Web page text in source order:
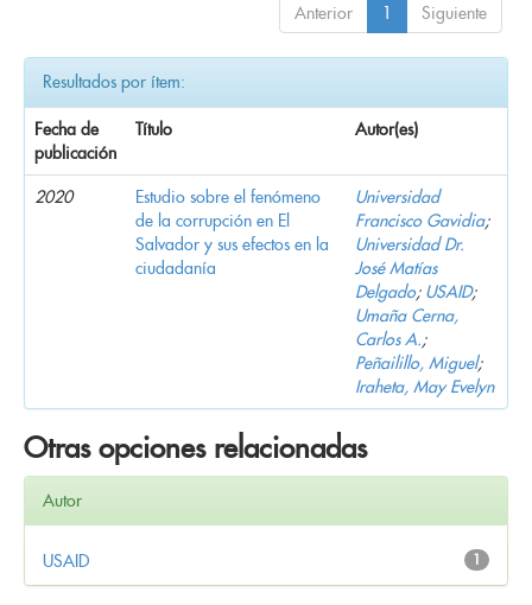
Anterior 1 Siguiente
Resultados por ítem:
Fecha de
publicación
Título Autor(es)
2020
Estudio sobre el fenómeno
de la corrupción en El
Salvador y sus efectos en la
ciudadanía
Universidad
Francisco Gavidia;
Universidad Dr.
José Matías
Delgado; USAID;
Umaña Cerna,
Carlos A.;
Peñailillo, Miguel;
Iraheta, May Evelyn
Otras opciones relacionadas
Autor
1
USAID